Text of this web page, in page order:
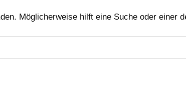
Möglicherweise hilft eine Suche oder einer